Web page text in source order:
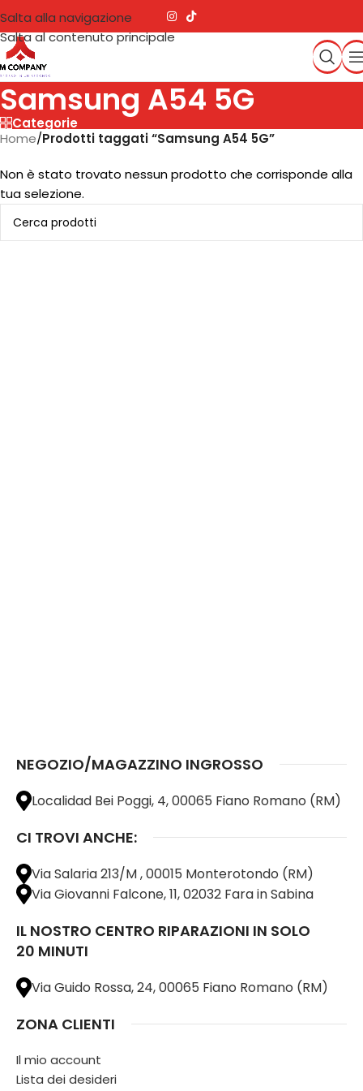
Salta alla navigazione
Salta al contenuto principale
Samsung A54 5G
Categorie
Home/Prodotti taggati “Samsung A54 5G”
Non è stato trovato nessun prodotto che corrisponde alla
tua selezione.
NEGOZIO/MAGAZZINO INGROSSO
Localidad Bei Poggi, 4, 00065 Fiano Romano (RM)
CI TROVI ANCHE:
Via Salaria 213/M , 00015 Monterotondo (RM)
Via Giovanni Falcone, 11, 02032 Fara in Sabina
IL NOSTRO CENTRO RIPARAZIONI IN SOLO
20 MINUTI
Via Guido Rossa, 24, 00065 Fiano Romano (RM)
ZONA CLIENTI
Il mio account
Lista dei desideri